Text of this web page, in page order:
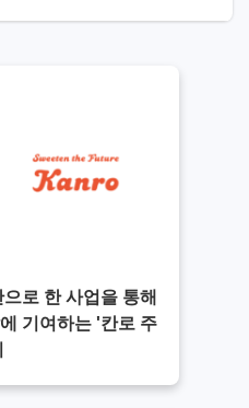
로 한 사업을 통해
기여하는 '칸로 주